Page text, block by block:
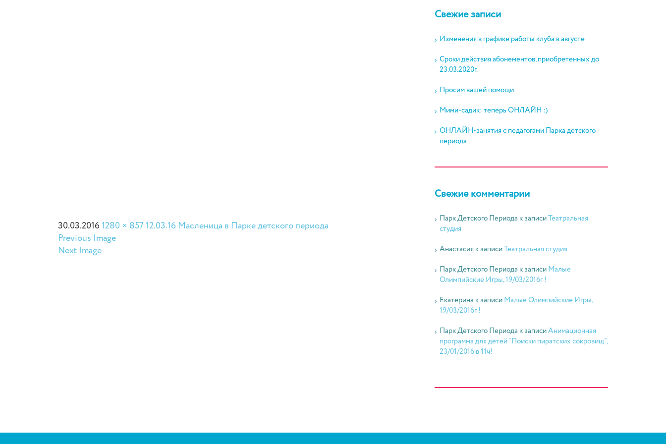
30.03.20161280 × 85712.03.16 Масленица в Парке детского периода
Previous Image
Next Image
Свежие записи
Изменения в графике работы клуба в августе
Сроки действия абонементов, приобретенных до
23.03.2020г.
Просим вашей помощи
Мими-садик: теперь ОНЛАЙН :)
ОНЛАЙН-занятия с педагогами Парка детского
периода
Свежие комментарии
Парк Детского Периода к записиТеатральная
студия
Анастасияк записиТеатральная студия
Парк Детского Периода к записиМалые
Олимпийские Игры, 19/03/2016г !
Екатерина к записиМалые Олимпийские Игры,
19/03/2016г !
Парк Детского Периода к записиАнимационная
программа для детей “Поиски пиратских сокровищ”,
23/01/2016 в 11ч!